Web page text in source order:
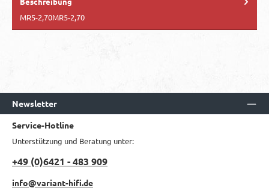
MR5-2,70MR5-2,70
Newsletter
Service-Hotline
Unterstützung und Beratung unter:
+49 (0)6421 - 483 909
info@variant-hifi.de